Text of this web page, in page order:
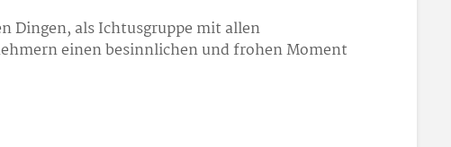
Dingen, als Ichtusgruppe mit allen
einen besinnlichen und frohen Moment